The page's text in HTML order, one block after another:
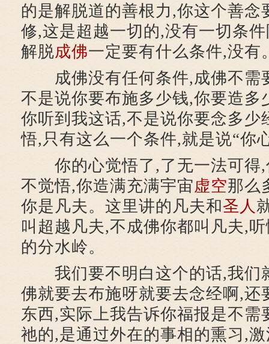
的是解脱道的善根力,你这个善念
修,这是超越一切的,没有一切条
解脱成佛一定要有什么条件,没有
成佛没有任何条件,成佛不需
不是说你要布施多少钱,你要造多
你听到我这话,不是说你要念多少
悟,只有这么一个条件,就是说“你
你的心觉悟了,了无一法可得,
不觉悟,你造满充满宇宙虚空那么
你是凡夫。这里讲的凡夫和圣人
叫超越凡夫,不成佛你都叫凡夫,
的分水岭。
我们要不明白这个的话,我们
佛就要去布施呀就要去念经啊,还
东西,实际上我告诉你福报是不需
祂的,是通过外在的事相的熏习,